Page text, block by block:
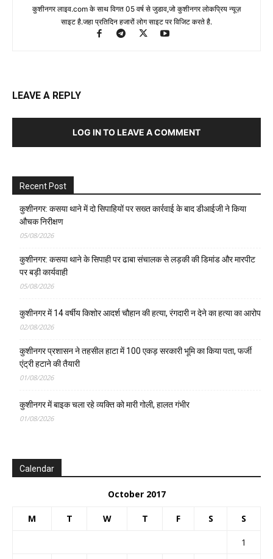
कुशीनगर लाइव.com के साथ विगत 05 वर्ष से जुडाव,जो कुशीनगर लोकप्रिय न्यूज़
साइट है.जहा प्रतिदिन हजारों लोग साइट पर विजिट करते है.
LEAVE A REPLY
LOG IN TO LEAVE A COMMENT
Recent Post
कुशीनगर: कसया थाने में दो सिपाहियों पर सख्त कार्रवाई के बाद डीआईजी ने किया
औचक निरीक्षण
05/08/2026
कुशीनगर: कसया थाने के सिपाही पर ढाबा संचालक से लड़की की डिमांड और मारपीट
पर बड़ी कार्यवाही
05/08/2026
कुशीनगर में 14 वर्षीय किशोर आदर्श चौहान की हत्या, रंगदारी न देने का हत्या का आरोप
02/08/2026
कुशीनगर प्रशासन ने तहसील हाटा में 100 एकड़ सरकारी भूमि का किया पता, फर्जी
एंट्री हटाने की तैयारी
01/08/2026
कुशीनगर में बाइक चला रहे व्यक्ति को मारी गोली, हालत गंभीर
01/08/2026
Calendar
October 2017
M T W T F S S
1